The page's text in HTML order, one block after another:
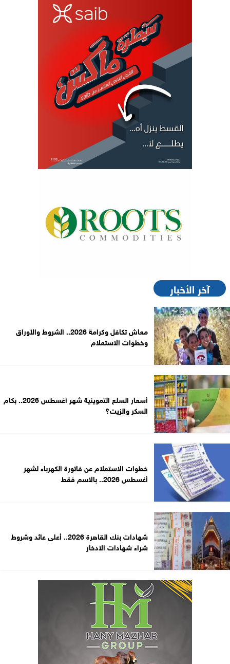
آخر الأخبار
معاش تكافل وكرامة 2026.. الشروط والأوراق
وخطوات الاستعلام
أسعار السلع التموينية شهر أغسطس 2026.. بكام
السكر والزيت؟
خطوات الاستعلام عن فاتورة الكهرباء لشهر
أغسطس 2026.. بالاسم فقط
شهادات بنك القاهرة 2026.. أعلى عائد وشروط
شراء شهادات الادخار